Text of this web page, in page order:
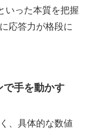
いった本質を把握
応答力が格段に
手を動かす
、具体的な数値